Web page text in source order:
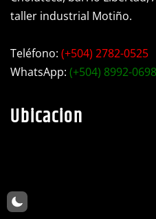
taller industrial Motiño.
Teléfono: (+504) 2782-0525
WhatsApp: (+504) 8992-0698
Ubicacion